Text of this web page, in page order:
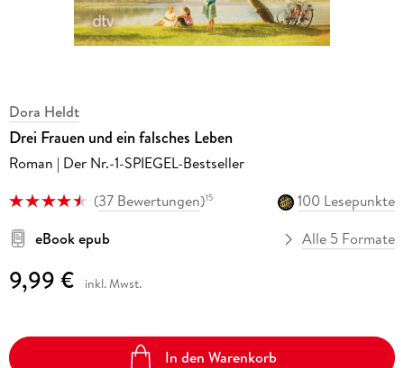
Dora Heldt
Drei Frauen und ein falsches Leben
Roman | Der Nr.-1-SPIEGEL-Bestseller
(37 Bewertungen)15
100 Lesepunkte
eBook epub
Alle 5 Formate
9,99 € inkl. Mwst.
In den Warenkorb